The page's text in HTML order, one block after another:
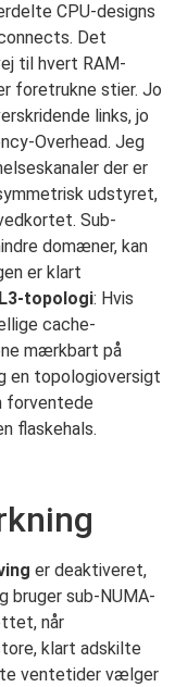
CPU-designs
Det
til hvert RAM-
foretrukne stier. Jo
links, jo
Overhead. Jeg
der er
udstyret,
Sub-
domæner, kan
er klart
L3-topologi: Hvis
cache-
mærkbart på
en topologioversigt
forventede
flaskehals.
er deaktiveret,
bruger sub-NUMA-
når
klart adskilte
ventetider vælger